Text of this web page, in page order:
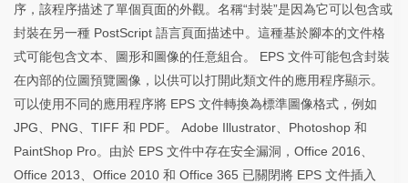
序，該程序描述了單個頁面的外觀。名稱“封裝”是因為它可以包含或
封裝在另一種 PostScript 語言頁面描述中。這種基於腳本的文件格
式可能包含文本、圖形和圖像的任意組合。 EPS 文件可能包含封裝
在內部的位圖預覽圖像，以供可以打開此類文件的應用程序顯示。
可以使用不同的應用程序將 EPS 文件轉換為標準圖像格式，例如
JPG、PNG、TIFF 和 PDF。 Adobe Illustrator、Photoshop 和
PaintShop Pro。由於 EPS 文件中存在安全漏洞，Office 2016、
Office 2013、Office 2010 和 Office 365 已關閉將 EPS 文件插入